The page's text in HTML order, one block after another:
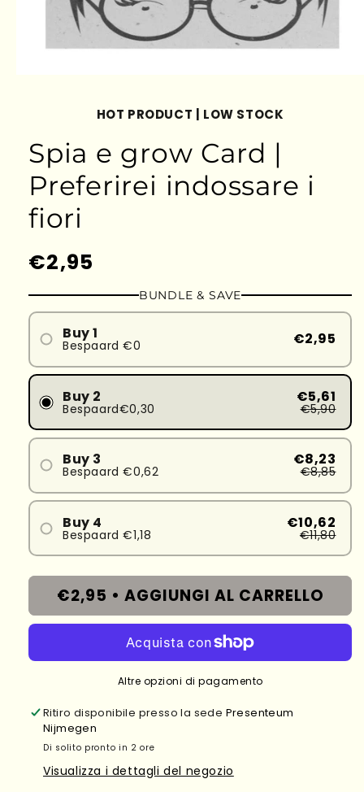
HOT PRODUCT | LOW STOCK
Spia e grow Card |
Preferirei indossare i
fiori
Prezzo
listino
€2,95
BUNDLE & SAVE
Buy 1
Bespaard €0 €2,95
Buy 2
Bespaard€0,30
€5,61
€5,90
Buy 3
Bespaard €0,62
€8,23
€8,85
Buy 4
Bespaard €1,18
€10,62
€11,80
€2,95 • AGGIUNGI AL CARRELLO
Altre opzioni di pagamento
Ritiro disponibile presso la sede Presenteum
Nijmegen
Di solito pronto in 2 ore
Visualizza i dettagli del negozio